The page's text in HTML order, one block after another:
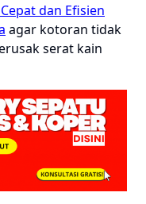
dan Efisien
agar kotoran tidak
serat kain